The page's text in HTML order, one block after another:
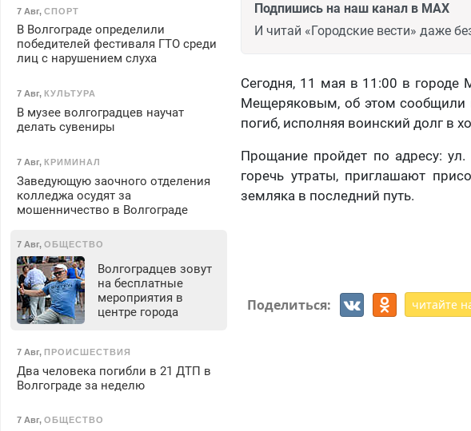
Подпишись на наш канал в MAX
И читай «Городские вести» даже
Сегодня, 11 мая в 11:00 в городе
Мещеряковым, об этом сообщили
погиб, исполняя воинский долг в
Прощание пройдет по адресу:
горечь утраты, приглашают
земляка в последний путь.
Поделиться: читайте
7 Авг, СПОРТ
В Волгограде определили
победителей фестиваля ГТО среди
лиц с нарушением слуха
7 Авг, КУЛЬТУРА
В музее волгоградцев научат
делать сувениры
7 Авг, КРИМИНАЛ
Заведующую заочного отделения
колледжа осудят за
мошенничество в Волгограде
7 Авг, ОБЩЕСТВО
Волгоградцев зовут
на бесплатные
мероприятия в
центре города
7 Авг, ПРОИСШЕСТВИЯ
Два человека погибли в 21 ДТП в
Волгограде за неделю
7 Авг, ОБЩЕСТВО